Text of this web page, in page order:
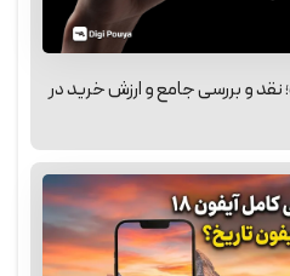
شیائومی ردمی نوت 15 پرو 5G؛ نقد و بررسی جامع و ارزش خرید در